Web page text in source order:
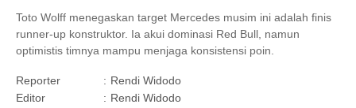
Toto Wolff menegaskan target Mercedes musim ini adalah finis
runner-up konstruktor. Ia akui dominasi Red Bull, namun
optimistis timnya mampu menjaga konsistensi poin.
Reporter : Rendi Widodo
Editor
: Rendi Widodo